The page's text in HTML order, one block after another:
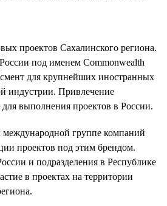
проектов Сахалинского региона.
под именем Commonwealth
для крупнейших иностранных
индустрии. Привлечение
выполнения проектов в России.
международной группе компаний
проектов под этим брендом.
и подразделения в Республике
в проектах на территории